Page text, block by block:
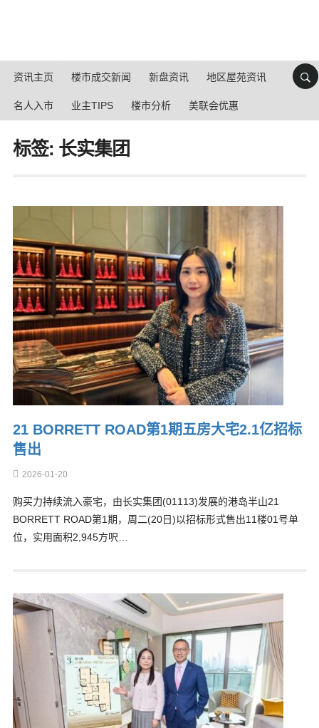
资讯主页 楼市成交新闻 新盘资讯 地区屋苑资讯
名人入市 业主TIPS 楼市分析 美联会优惠
标签: 长实集团
21 BORRETT ROAD第1期五房大宅2.1亿招标
售出
2026-01-20
购买力持续流入豪宅，由长实集团(01113)发展的港岛半山21
BORRETT ROAD第1期，周二(20日)以招标形式售出11楼01号单
位，实用面积2,945方呎…